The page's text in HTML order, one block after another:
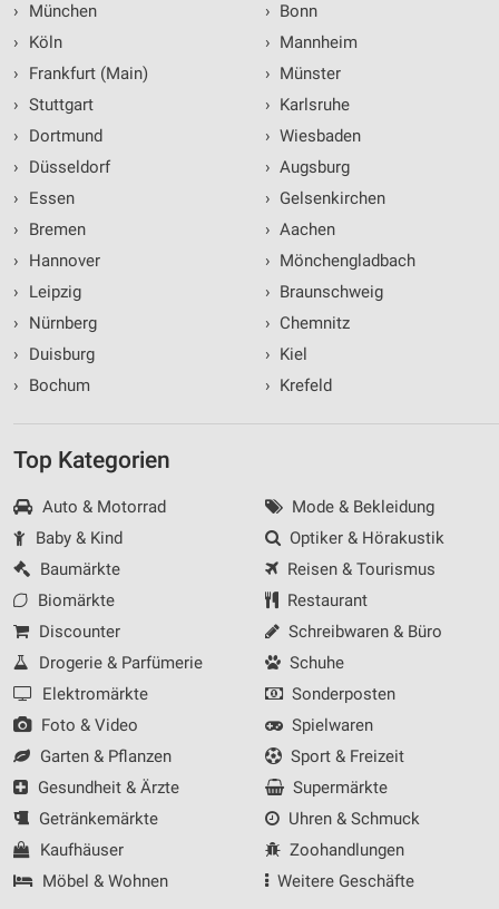
›
München
›
Köln
›
Frankfurt (Main)
› Stuttgart
›
Dortmund
›
Düsseldorf
›
Essen
›
Bremen
›
Hannover
›
Leipzig
›
Nürnberg
›
Duisburg
›
Bochum
› Bonn
› Mannheim
› Münster
› Karlsruhe
› Wiesbaden
› Augsburg
› Gelsenkirchen
› Aachen
› Mönchengladbach
› Braunschweig
› Chemnitz
› Kiel
› Krefeld
Top Kategorien
Auto & Motorrad
Baby & Kind
Baumärkte
Biomärkte
Discounter
Drogerie & Parfümerie
Elektromärkte
Foto & Video
Garten & Pflanzen
Gesundheit & Ärzte
Getränkemärkte
Kaufhäuser
Möbel & Wohnen
Mode & Bekleidung
Optiker & Hörakustik
Reisen & Tourismus
Restaurant
Schreibwaren & Büro
Schuhe
Sonderposten
Spielwaren
Sport & Freizeit
Supermärkte
Uhren & Schmuck
Zoohandlungen
Weitere Geschäfte